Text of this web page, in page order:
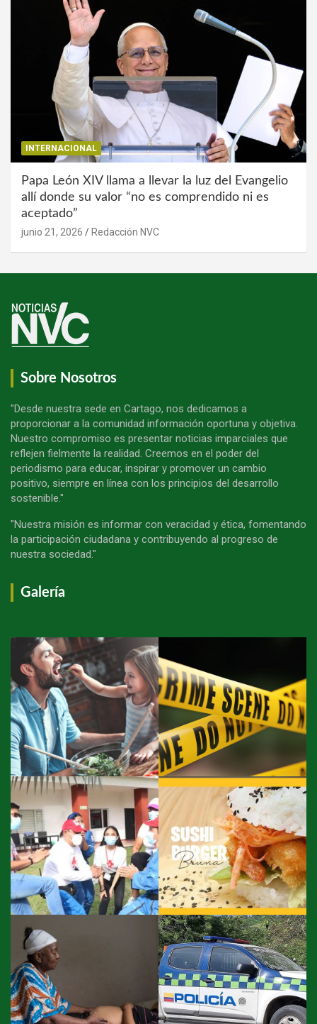
INTERNACIONAL
Papa León XIV llama a llevar la luz del Evangelio
allí donde su valor “no es comprendido ni es
aceptado”
junio 21, 2026 Redacción NVC
Sobre Nosotros
"Desde nuestra sede en Cartago, nos dedicamos a
proporcionar a la comunidad información oportuna y objetiva.
Nuestro compromiso es presentar noticias imparciales que
reflejen fielmente la realidad. Creemos en el poder del
periodismo para educar, inspirar y promover un cambio
positivo, siempre en línea con los principios del desarrollo
sostenible."
"Nuestra misión es informar con veracidad y ética, fomentando
la participación ciudadana y contribuyendo al progreso de
nuestra sociedad."
Galería